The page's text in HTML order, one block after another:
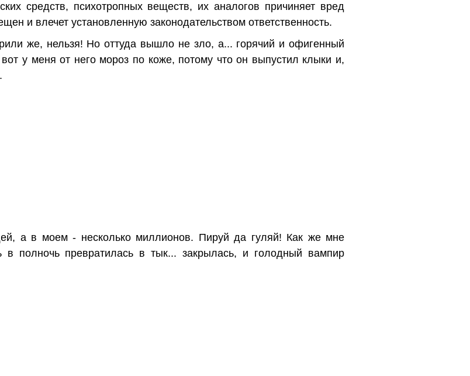
средств, психотропных веществ, их аналогов причиняет вред
и влечет установленную законодательством ответственность.
же, нельзя! Но оттуда вышло не зло, а... горячий и офигенный
у меня от него мороз по коже, потому что он выпустил клыки и,
а в моем - несколько миллионов. Пируй да гуляй! Как же мне
в полночь превратилась в тык... закрылась, и голодный вампир